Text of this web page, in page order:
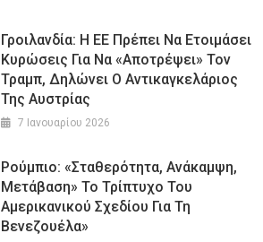
Γροιλανδία: Η ΕΕ Πρέπει Να Ετοιμάσει
Κυρώσεις Για Να «αποτρέψει» Τον
Τραμπ, Δηλώνει Ο Αντικαγκελάριος
Της Αυστρίας
7 Ιανουαρίου 2026
Ρούμπιο: «Σταθερότητα, Ανάκαμψη,
Μετάβαση» Το Τρίπτυχο Του
Αμερικανικού Σχεδίου Για Τη
Βενεζουέλα»